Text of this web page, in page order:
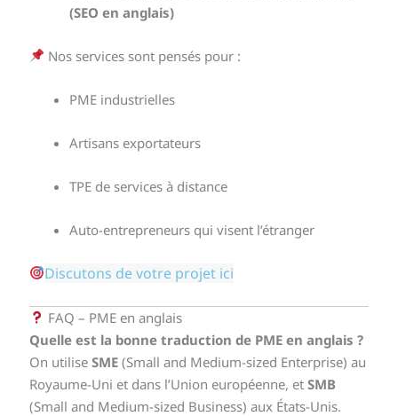
(SEO en anglais)
Nos services sont pensés pour :
PME industrielles
Artisans exportateurs
TPE de services à distance
Auto-entrepreneurs qui visent l’étranger
Discutons de votre projet ici
FAQ – PME en anglais
Quelle est la bonne traduction de PME en anglais ?
On utiliseSME (Small and Medium-sized Enterprise) au
Royaume-Uni et dans l’Union européenne, etSMB
(Small and Medium-sized Business) aux États-Unis.